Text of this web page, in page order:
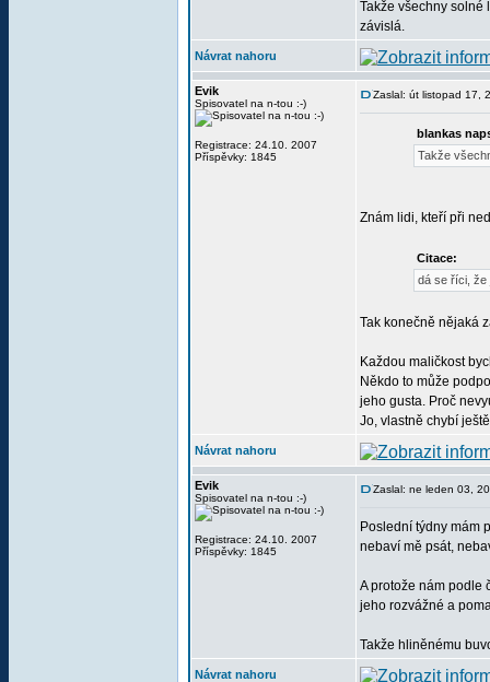
Takže všechny solné
závislá.
Návrat nahoru
Evik
Spisovatel na n-tou :-)
Registrace: 24.10. 2007
Příspěvky: 1845
Zaslal: út listopad 17,
blankas
Takže
Znám lidi, kteří při
Citace:
dá se říci, že
Tak konečně nějaká
Každou maličkost
Někdo to může
jeho gusta. Proč
Jo, vlastně chybí
Návrat nahoru
Evik
Spisovatel na n-tou :-)
Registrace: 24.10. 2007
Příspěvky: 1845
Zaslal: ne leden 03,
Poslední týdny mám
nebaví mě psát,
A protože nám podle
jeho rozvážné a
Takže hliněnému
Návrat nahoru